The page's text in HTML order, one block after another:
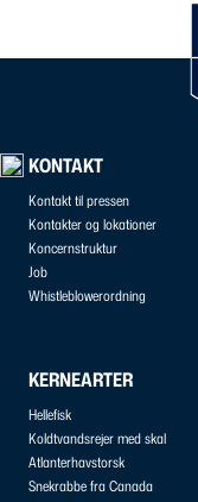
KONTAKT
Kontakt til pressen
Kontakter og lokationer
Koncernstruktur
Job
Whistleblowerordning
KERNEARTER
Hellefisk
Koldtvandsrejer med skal
Atlanterhavstorsk
Snekrabbe fra Canada